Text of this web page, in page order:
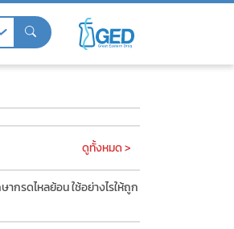
น
ดูทั้งหมด >
กรดไหลย้อน ใช้อย่างไรให้ถูก